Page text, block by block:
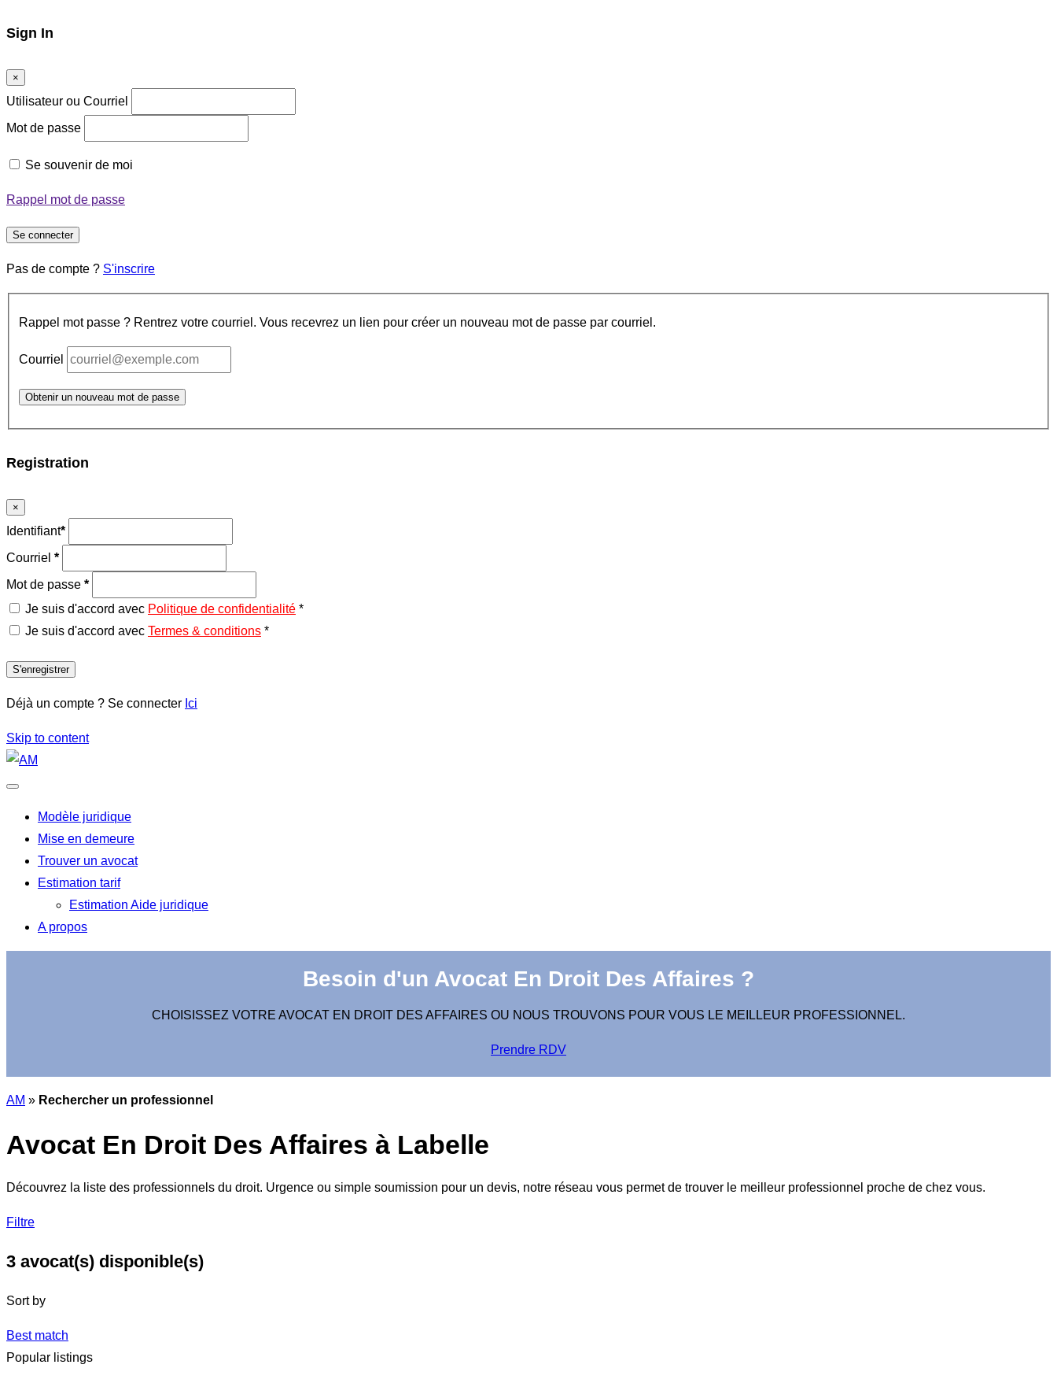
Sign In
×
Utilisateur ou Courriel
Mot de passe
Se souvenir de moi
Rappel mot de passe
Se connecter
Pas de compte ? S'inscrire
Rappel mot passe ? Rentrez votre courriel. Vous recevrez un lien pour créer un nouveau mot de passe par courriel.
Courriel
Obtenir un nouveau mot de passe
Registration
×
Identifiant*
Courriel *
Mot de passe *
Je suis d'accord avec Politique de confidentialité *
Je suis d'accord avec Termes & conditions *
S'enregistrer
Déjà un compte ? Se connecter Ici
Skip to content
Modèle juridique
Mise en demeure
Trouver un avocat
Estimation tarif
Estimation Aide juridique
A propos
Besoin d'un Avocat En Droit Des Affaires ?
CHOISISSEZ VOTRE AVOCAT EN DROIT DES AFFAIRES OU NOUS TROUVONS POUR VOUS LE MEILLEUR PROFESSIONNEL.
Prendre RDV
AM » Rechercher un professionnel
Avocat En Droit Des Affaires à Labelle
Découvrez la liste des professionnels du droit. Urgence ou simple soumission pour un devis, notre réseau vous permet de trouver le meilleur professionnel proche de chez vous.
Filtre
3 avocat(s) disponible(s)
Sort by
Best match
Popular listings